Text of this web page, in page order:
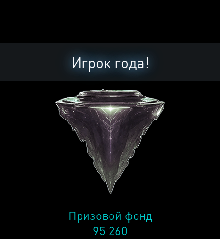
Игрок года!
Призовой фонд
95 260